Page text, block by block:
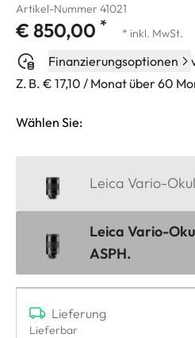
Artikel-Nummer 41021
€ 850,00 * * inkl. MwSt.
Finanzierungsoptionen
Z. B. € 17,10 / Monat über 60
Wählen Sie:
Leica Vario-
Leica Vario-
ASPH.
Lieferung
Lieferbar